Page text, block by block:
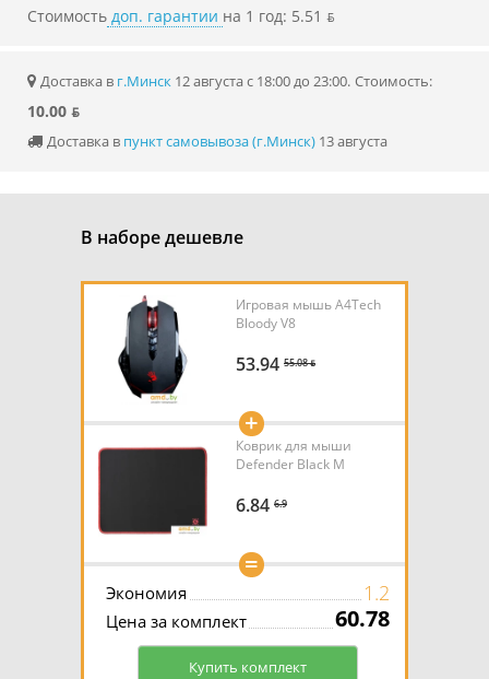
Стоимость доп. гарантии на 1 год: 5.51 ƃ
Доставка в г.Минск 12 августа с 18:00 до 23:00. Стоимость:
10.00 ƃ
Доставка в пункт самовывоза (г.Минск) 13 августа
В наборе дешевле
Игровая мышь A4Tech
Bloody V8
53.94 55.08 ƃ
+
Коврик для мыши
Defender Black M
6.84 6.9
=
Экономия 1.2
Цена за комплект 60.78
Купить комплект